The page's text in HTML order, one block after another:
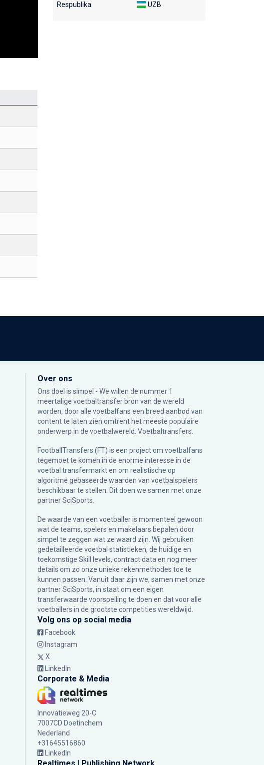
Respublika
UZB
Over ons
Ons doel is simpel - We willen de nummer 1
meertalige voetbaltransfer bron van de wereld
worden, door alle voetbalfans een breed aanbod van
content te laten zien omtrent het meeste populaire
onderwerp in de voetbalwereld: Voetbaltransfers.
FootballTransfers (FT) is een project om voetbalfans
tegemoet te komen in de enorme interesse in de
voetbal transfermarkt en om realistische op
algoritme gebaseerde waarden van voetbalspelers
beschikbaar te stellen. Dit doen we samen met onze
partnerSciSports
De waarde van een voetballer is momenteel gewoon
wat de teams, spelers en makelaars bepalen door
simpel te zeggen wat ze waard zijn. Wij gebruiken
gedetailleerde voetbal statistieken, de huidige en
toekomstige Skill levels, contract data en nog meer
details om zo onze unieke rekenmethodes toe te
kunnen passen. Vanuit daar zijn we, samen met onze
partner SciSports, in staat om een eigen
transferwaarde voorspelling te doen en dat voor alle
voetballers in de grootste competities wereldwijd.
Volg ons op social media
Facebook
Instagram
X
LinkedIn
Corporate & Media
Innovatieweg 20-C
7007CD Doetinchem
Nederland
+31645516860
LinkedIn